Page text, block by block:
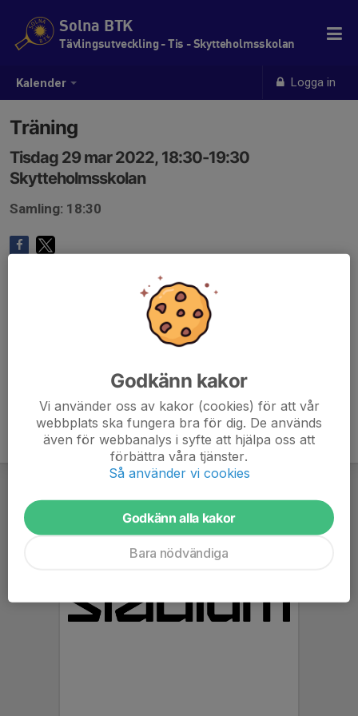
Kalender Logga in
Solna BTK
Tävlingsutveckling - Tis - Skytteholmsskolan
Träning
Tisdag 29 mar 2022, 18:30-19:30
Skytteholmsskolan
Samling: 18:30
Godkänn kakor
Vi använder oss av kakor (cookies) för att vår
webbplats ska fungera bra för dig. De används
även för webbanalys i syfte att hjälpa oss att
förbättra våra tjänster.
Så använder vi cookies
Godkänn alla kakor
Bara nödvändiga